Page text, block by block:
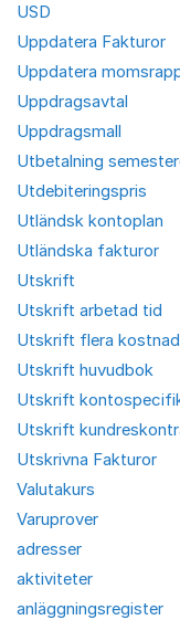
USD
Uppdatera Fakturor
Uppdatera
Uppdragsavtal
Uppdragsmall
Utbetalning
Utdebiteringspris
Utländsk kontoplan
Utländska fakturor
Utskrift
Utskrift arbetad tid
Utskrift flera
Utskrift huvudbok
Utskrift
Utskrift
Utskrivna Fakturor
Valutakurs
Varuprover
adresser
aktiviteter
anläggningsregister